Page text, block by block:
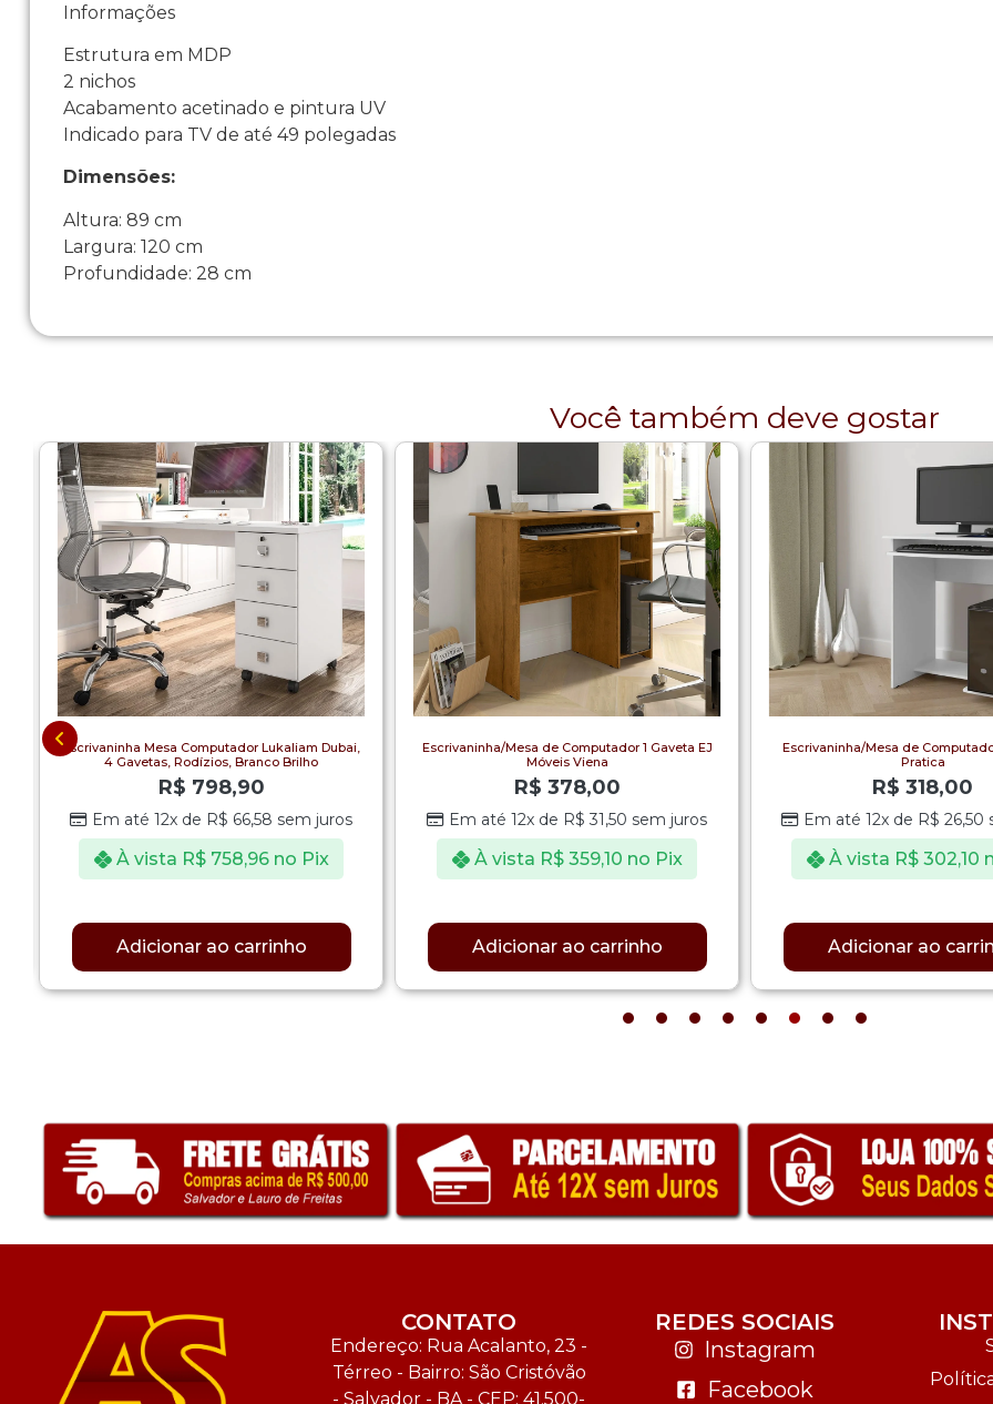
Informações
Estrutura em MDP
2 nichos
Acabamento acetinado e pintura UV
Indicado para TV de até 49 polegadas
Dimensões:
Altura: 89 cm
Largura: 120 cm
Profundidade: 28 cm
Você também deve gostar
Escrivaninha Mesa Computador Lukaliam Dubai,
4 Gavetas, Rodízios, Branco Brilho
R$ 798,90
Em até 12x de R$ 66,58 sem juros
À vista R$758,96 no Pix
Adicionar ao carrinho
Escrivaninha/Mesa de Computador 1 Gaveta EJ
Móveis Viena
R$ 378,00
Em até 12x de R$ 31,50 sem juros
À vista R$359,10 no Pix
Adicionar ao carrinho
Escrivaninha/Mesa de
Pratica
R$ 318,00
Em até 12x de R$ 26,50
À vista R$302,10
Adicionar ao
CONTATO
Endereço: Rua Acalanto, 23 -
Térreo - Bairro: São Cristóvão
- Salvador - BA - CEP: 41.500-
REDES SOCIAIS
Instagram
Facebook